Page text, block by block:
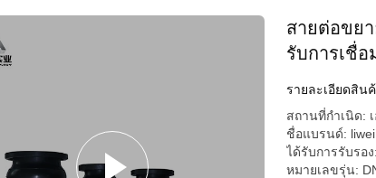
สายต่อขยา
รับการเชื่
รายละเอียดสิน
สถานที่กำเนิด:
ชื่อแบรนด์: liwei
ได้รับการรับรอ
หมายเลขรุ่น: